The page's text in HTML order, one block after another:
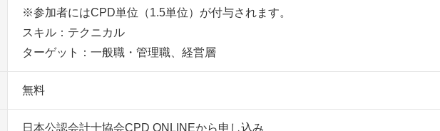
※参加者にはCPD単位（1.5単位）が付与されます。
スキル：テクニカル
ターゲット：一般職・管理職、経営層
無料
日本公認会計士協会CPD ONLINEから申し込み